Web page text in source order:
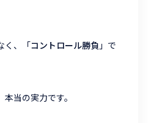
く、「コントロール勝負 」で
当の実力です。